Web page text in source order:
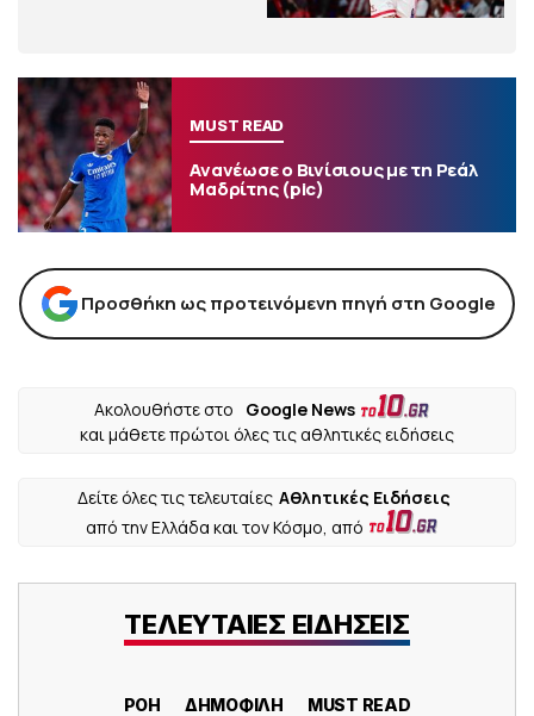
MUST READ
Ανανέωσε ο Βινίσιους με τη Ρεάλ
Μαδρίτης (pic)
Προσθήκη ως προτεινόμενη πηγή στη Google
Ακολουθήστε στο
Google News
και μάθετε πρώτοι όλες τις αθλητικές ειδήσεις
Δείτε όλες τις τελευταίες Αθλητικές Ειδήσεις
από την Ελλάδα και τον Κόσμο, από
ΤΕΛΕΥΤΑΙΕΣ ΕΙΔΗΣΕΙΣ
ΡΟΗ ΔΗΜΟΦΙΛΗ MUST READ